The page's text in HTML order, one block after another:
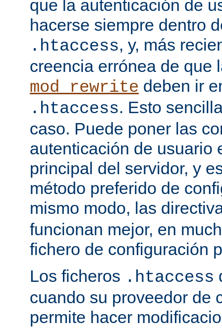
que la autenticación de
hacerse siempre dentro
.htaccess, y, más
creencia errónea de que
mod_rewrite deben ir
.htaccess. Esto
caso. Puede poner las
autenticación de usuario
principal del servidor, y
método preferido de
mismo modo, las
funcionan mejor, en
fichero de configuración
Los ficheros .htaccess
cuando su proveedor de
permite hacer